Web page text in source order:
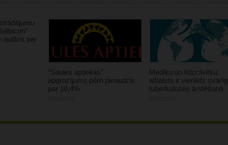
audzis par
“Saules aptiekas”
apgrozījums pērn pieaudzis
par 10,4%
Mediķu un līdzcilvēku
atbalsts ir vienlīdz svarīgi
tuberkulozes ārstēšanā